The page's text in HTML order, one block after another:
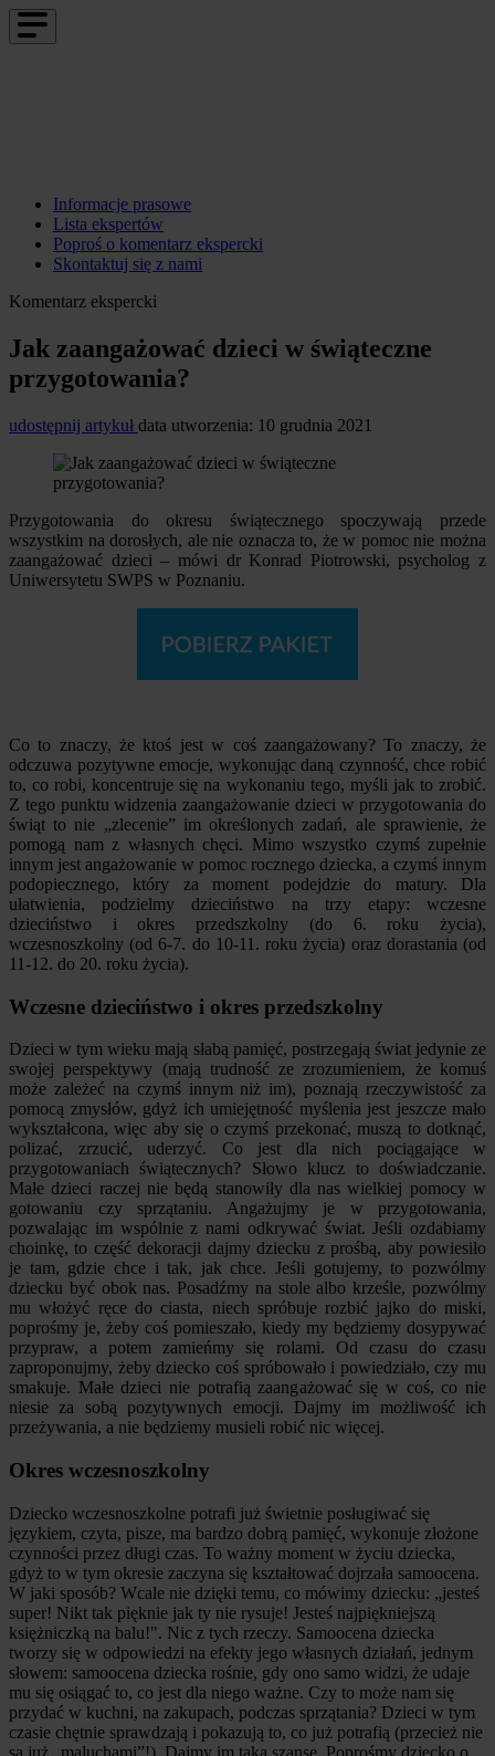
Informacje prasowe
Lista ekspertów
Poproś o komentarz ekspercki
Skontaktuj się z nami
Komentarz ekspercki
Jak zaangażować dzieci w świąteczne
przygotowania?
udostępnij artykuł data utworzenia: 10 grudnia 2021
Przygotowania do okresu świątecznego spoczywają przede
wszystkim na dorosłych, ale nie oznacza to, że w pomoc nie można
zaangażować dzieci – mówi dr Konrad Piotrowski, psycholog z
Uniwersytetu SWPS w Poznaniu.
Co to znaczy, że ktoś jest w coś zaangażowany? To znaczy, że
odczuwa pozytywne emocje, wykonując daną czynność, chce robić
to, co robi, koncentruje się na wykonaniu tego, myśli jak to zrobić.
Z tego punktu widzenia zaangażowanie dzieci w przygotowania do
świąt to nie „zlecenie” im określonych zadań, ale sprawienie, że
pomogą nam z własnych chęci. Mimo wszystko czymś zupełnie
innym jest angażowanie w pomoc rocznego dziecka, a czymś innym
podopiecznego, który za moment podejdzie do matury. Dla
ułatwienia, podzielmy dzieciństwo na trzy etapy: wczesne
dzieciństwo i okres przedszkolny (do 6. roku życia),
wczesnoszkolny (od 6-7. do 10-11. roku życia) oraz dorastania (od
11-12. do 20. roku życia).
Wczesne dzieciństwo i okres przedszkolny
Dzieci w tym wieku mają słabą pamięć, postrzegają świat jedynie ze
swojej perspektywy (mają trudność ze zrozumieniem, że komuś
może zależeć na czymś innym niż im), poznają rzeczywistość za
pomocą zmysłów, gdyż ich umiejętność myślenia jest jeszcze mało
wykształcona, więc aby się o czymś przekonać, muszą to dotknąć,
polizać, zrzucić, uderzyć. Co jest dla nich pociągające w
przygotowaniach świątecznych? Słowo klucz to doświadczanie.
Małe dzieci raczej nie będą stanowiły dla nas wielkiej pomocy w
gotowaniu czy sprzątaniu. Angażujmy je w przygotowania,
pozwalając im wspólnie z nami odkrywać świat. Jeśli ozdabiamy
choinkę, to część dekoracji dajmy dziecku z prośbą, aby powiesiło
je tam, gdzie chce i tak, jak chce. Jeśli gotujemy, to pozwólmy
dziecku być obok nas. Posadźmy na stole albo krześle, pozwólmy
mu włożyć ręce do ciasta, niech spróbuje rozbić jajko do miski,
poprośmy je, żeby coś pomieszało, kiedy my będziemy dosypywać
przypraw, a potem zamieńmy się rolami. Od czasu do czasu
zaproponujmy, żeby dziecko coś spróbowało i powiedziało, czy mu
smakuje. Małe dzieci nie potrafią zaangażować się w coś, co nie
niesie za sobą pozytywnych emocji. Dajmy im możliwość ich
przeżywania, a nie będziemy musieli robić nic więcej.
Okres wczesnoszkolny
Dziecko wczesnoszkolne potrafi już świetnie posługiwać się
językiem, czyta, pisze, ma bardzo dobrą pamięć, wykonuje złożone
czynności przez długi czas. To ważny moment w życiu dziecka,
gdyż to w tym okresie zaczyna się kształtować dojrzała samoocena.
W jaki sposób? Wcale nie dzięki temu, co mówimy dziecku: „jesteś
super! Nikt tak pięknie jak ty nie rysuje! Jesteś najpiękniejszą
księżniczką na balu!". Nic z tych rzeczy. Samoocena dziecka
tworzy się w odpowiedzi na efekty jego własnych działań, jednym
słowem: samoocena dziecka rośnie, gdy ono samo widzi, że udaje
mu się osiągać to, co jest dla niego ważne. Czy to może nam się
przydać w kuchni, na zakupach, podczas sprzątania? Dzieci w tym
czasie chętnie sprawdzają i pokazują to, co już potrafią (przecież nie
są już „maluchami”!). Dajmy im taką szansę. Poprośmy dziecko o